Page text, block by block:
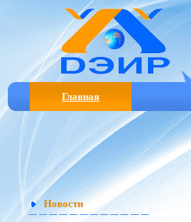
Главная
Новости